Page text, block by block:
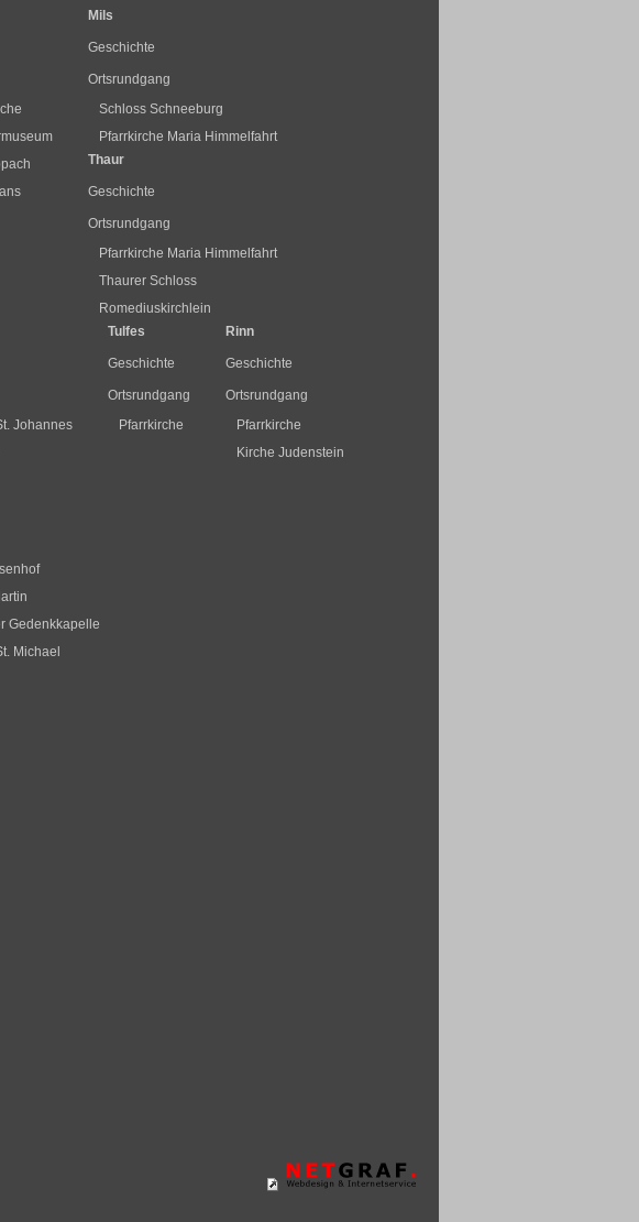
Mils
Geschichte
Ortsrundgang
Schloss Schneeburg
Pfarrkirche Maria Himmelfahrt
Thaur
Geschichte
Ortsrundgang
Pfarrkirche Maria Himmelfahrt
Thaurer Schloss
Romediuskirchlein
Johannes
Tulfes
Geschichte
Ortsrundgang
Pfarrkirche
Rinn
Geschichte
Ortsrundgang
Pfarrkirche
Kirche Judenstein
Gedenkkapelle
Michael